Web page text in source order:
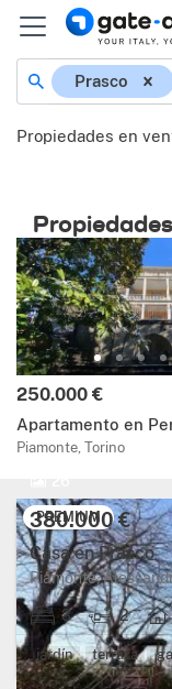
Prasco
Propiedades en
250.000 €
Apartamento en
Piamonte, Torino
PREMIUM
380.000 €
Casa en Prasco
Piamonte,
3 2
jardín terraza